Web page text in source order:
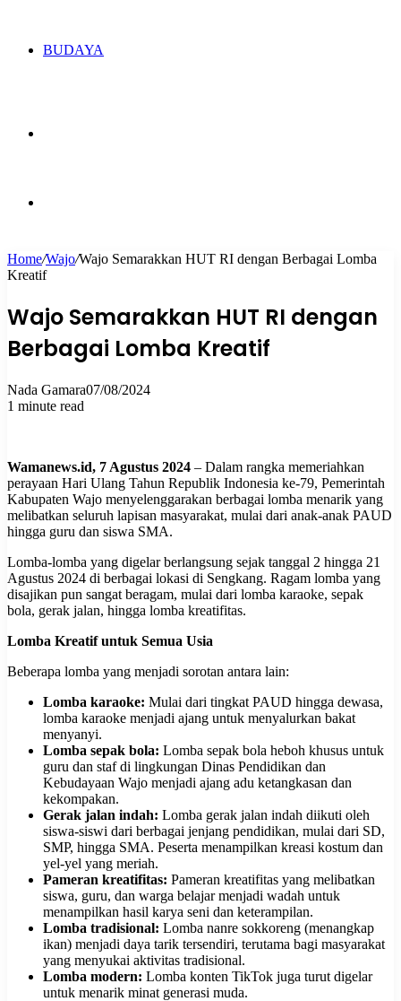
BUDAYA
for
Home/Wajo/Wajo Semarakkan HUT RI dengan Berbagai Lomba
Kreatif
Wajo Semarakkan HUT RI dengan
Berbagai Lomba Kreatif
Nada Gamara07/08/2024
1 minute read
Wamanews.id, 7 Agustus 2024 – Dalam rangka memeriahkan
perayaan Hari Ulang Tahun Republik Indonesia ke-79, Pemerintah
Kabupaten Wajo menyelenggarakan berbagai lomba menarik yang
melibatkan seluruh lapisan masyarakat, mulai dari anak-anak PAUD
hingga guru dan siswa SMA.
Lomba-lomba yang digelar berlangsung sejak tanggal 2 hingga 21
Agustus 2024 di berbagai lokasi di Sengkang. Ragam lomba yang
disajikan pun sangat beragam, mulai dari lomba karaoke, sepak
bola, gerak jalan, hingga lomba kreatifitas.
Lomba Kreatif untuk Semua Usia
Beberapa lomba yang menjadi sorotan antara lain:
Lomba karaoke: Mulai dari tingkat PAUD hingga dewasa,
lomba karaoke menjadi ajang untuk menyalurkan bakat
menyanyi.
Lomba sepak bola: Lomba sepak bola heboh khusus untuk
guru dan staf di lingkungan Dinas Pendidikan dan
Kebudayaan Wajo menjadi ajang adu ketangkasan dan
kekompakan.
Gerak jalan indah: Lomba gerak jalan indah diikuti oleh
siswa-siswi dari berbagai jenjang pendidikan, mulai dari SD,
SMP, hingga SMA. Peserta menampilkan kreasi kostum dan
yel-yel yang meriah.
Pameran kreatifitas: Pameran kreatifitas yang melibatkan
siswa, guru, dan warga belajar menjadi wadah untuk
menampilkan hasil karya seni dan keterampilan.
Lomba tradisional: Lomba nanre sokkoreng (menangkap
ikan) menjadi daya tarik tersendiri, terutama bagi masyarakat
yang menyukai aktivitas tradisional.
Lomba modern: Lomba konten TikTok juga turut digelar
untuk menarik minat generasi muda.